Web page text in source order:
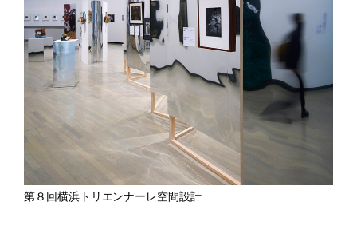
第８回横浜トリエンナーレ空間設計